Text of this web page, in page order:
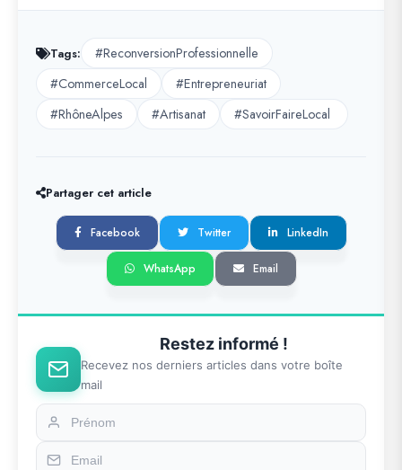
Tags:
#ReconversionProfessionnelle
#CommerceLocal
#Entrepreneuriat
#RhôneAlpes
#Artisanat #SavoirFaireLocal
Partager cet article
Facebook Twitter LinkedIn
WhatsApp Email
Restez informé !
Recevez nos derniers articles dans votre boîte
mail